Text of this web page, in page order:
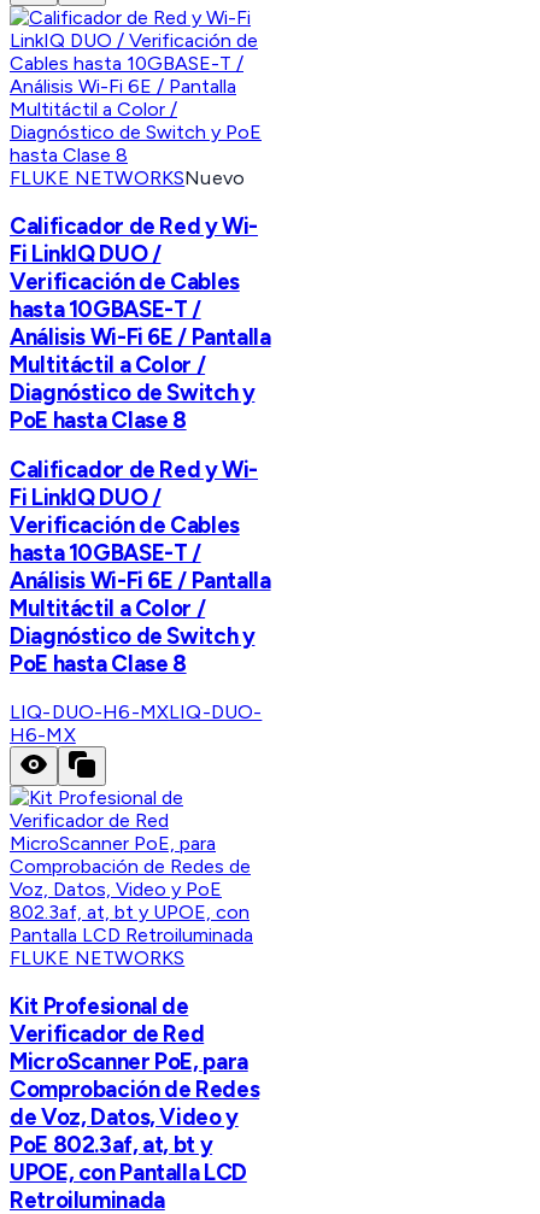
FLUKE NETWORKSNuevo
Calificador de Red y Wi-
Fi LinkIQ DUO /
Verificación de Cables
hasta 10GBASE-T /
Análisis Wi-Fi 6E / Pantalla
Multitáctil a Color /
Diagnóstico de Switch y
PoE hasta Clase 8
Calificador de Red y Wi-
Fi LinkIQ DUO /
Verificación de Cables
hasta 10GBASE-T /
Análisis Wi-Fi 6E / Pantalla
Multitáctil a Color /
Diagnóstico de Switch y
PoE hasta Clase 8
LIQ-DUO-H6-MXLIQ-DUO-
H6-MX
FLUKE NETWORKS
Kit Profesional de
Verificador de Red
MicroScanner PoE, para
Comprobación de Redes
de Voz, Datos, Video y
PoE 802.3af, at, bt y
UPOE, con Pantalla LCD
Retroiluminada